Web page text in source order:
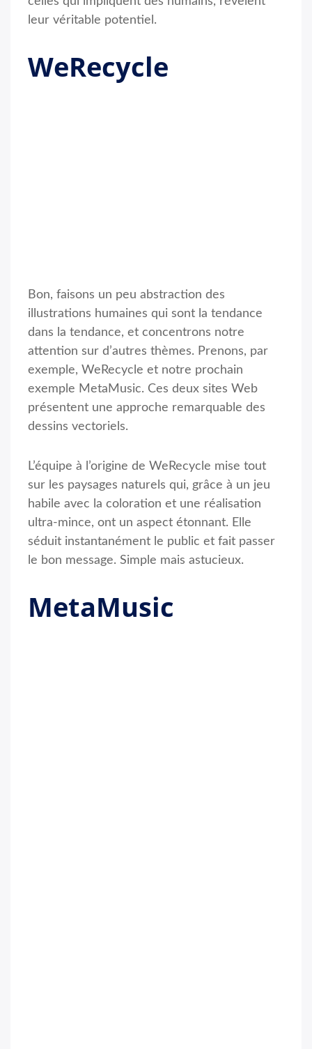
leur véritable potentiel.
WeRecycle
Bon, faisons un peu abstraction des
illustrations humaines qui sont la tendance
dans la tendance, et concentrons notre
attention sur d’autres thèmes. Prenons, par
exemple, WeRecycle et notre prochain
exemple MetaMusic. Ces deux sites Web
présentent une approche remarquable des
dessins vectoriels.
L’équipe à l’origine de WeRecycle mise tout
sur les paysages naturels qui, grâce à un jeu
habile avec la coloration et une réalisation
ultra-mince, ont un aspect étonnant. Elle
séduit instantanément le public et fait passer
le bon message. Simple mais astucieux.
MetaMusic